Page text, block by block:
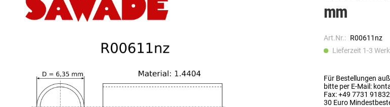
mm
Art.Nr.: R00611nz
Lieferzeit 1-3
Für Bestellungen
bitte per E-Mail:
Fax: +49 7731
30 Euro